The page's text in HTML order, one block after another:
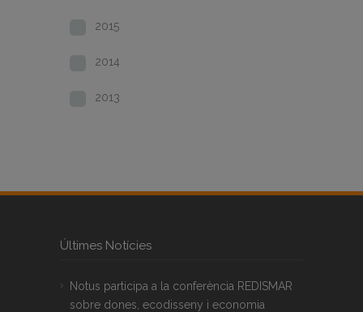
2015
2014
2013
Últimes Notícies
Notus participa a la conferència REDISMAR
sobre dones, ecodisseny i economia